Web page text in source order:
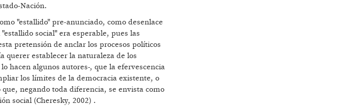
Nación.
"estallido" pre-anunciado, como desenlace
social" era esperable, pues las
pretensión de anclar los procesos políticos
querer establecer la naturaleza de los
hacen algunos autores-, que la efervescencia
los límites de la democracia existente, o
negando toda diferencia, se envista como
social (Cheresky, 2002) .